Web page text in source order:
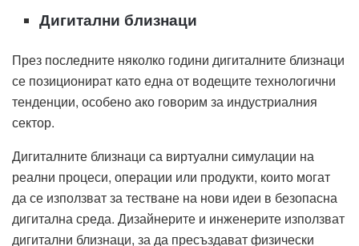
Дигитални близнаци
През последните няколко години дигиталните близнаци
се позиционират като една от водещите технологични
тенденции, особено ако говорим за индустриалния
сектор.
Дигиталните близнаци са виртуални симулации на
реални процеси, операции или продукти, които могат
да се използват за тестване на нови идеи в безопасна
дигитална среда. Дизайнерите и инженерите използват
дигитални близнаци, за да пресъздават физически